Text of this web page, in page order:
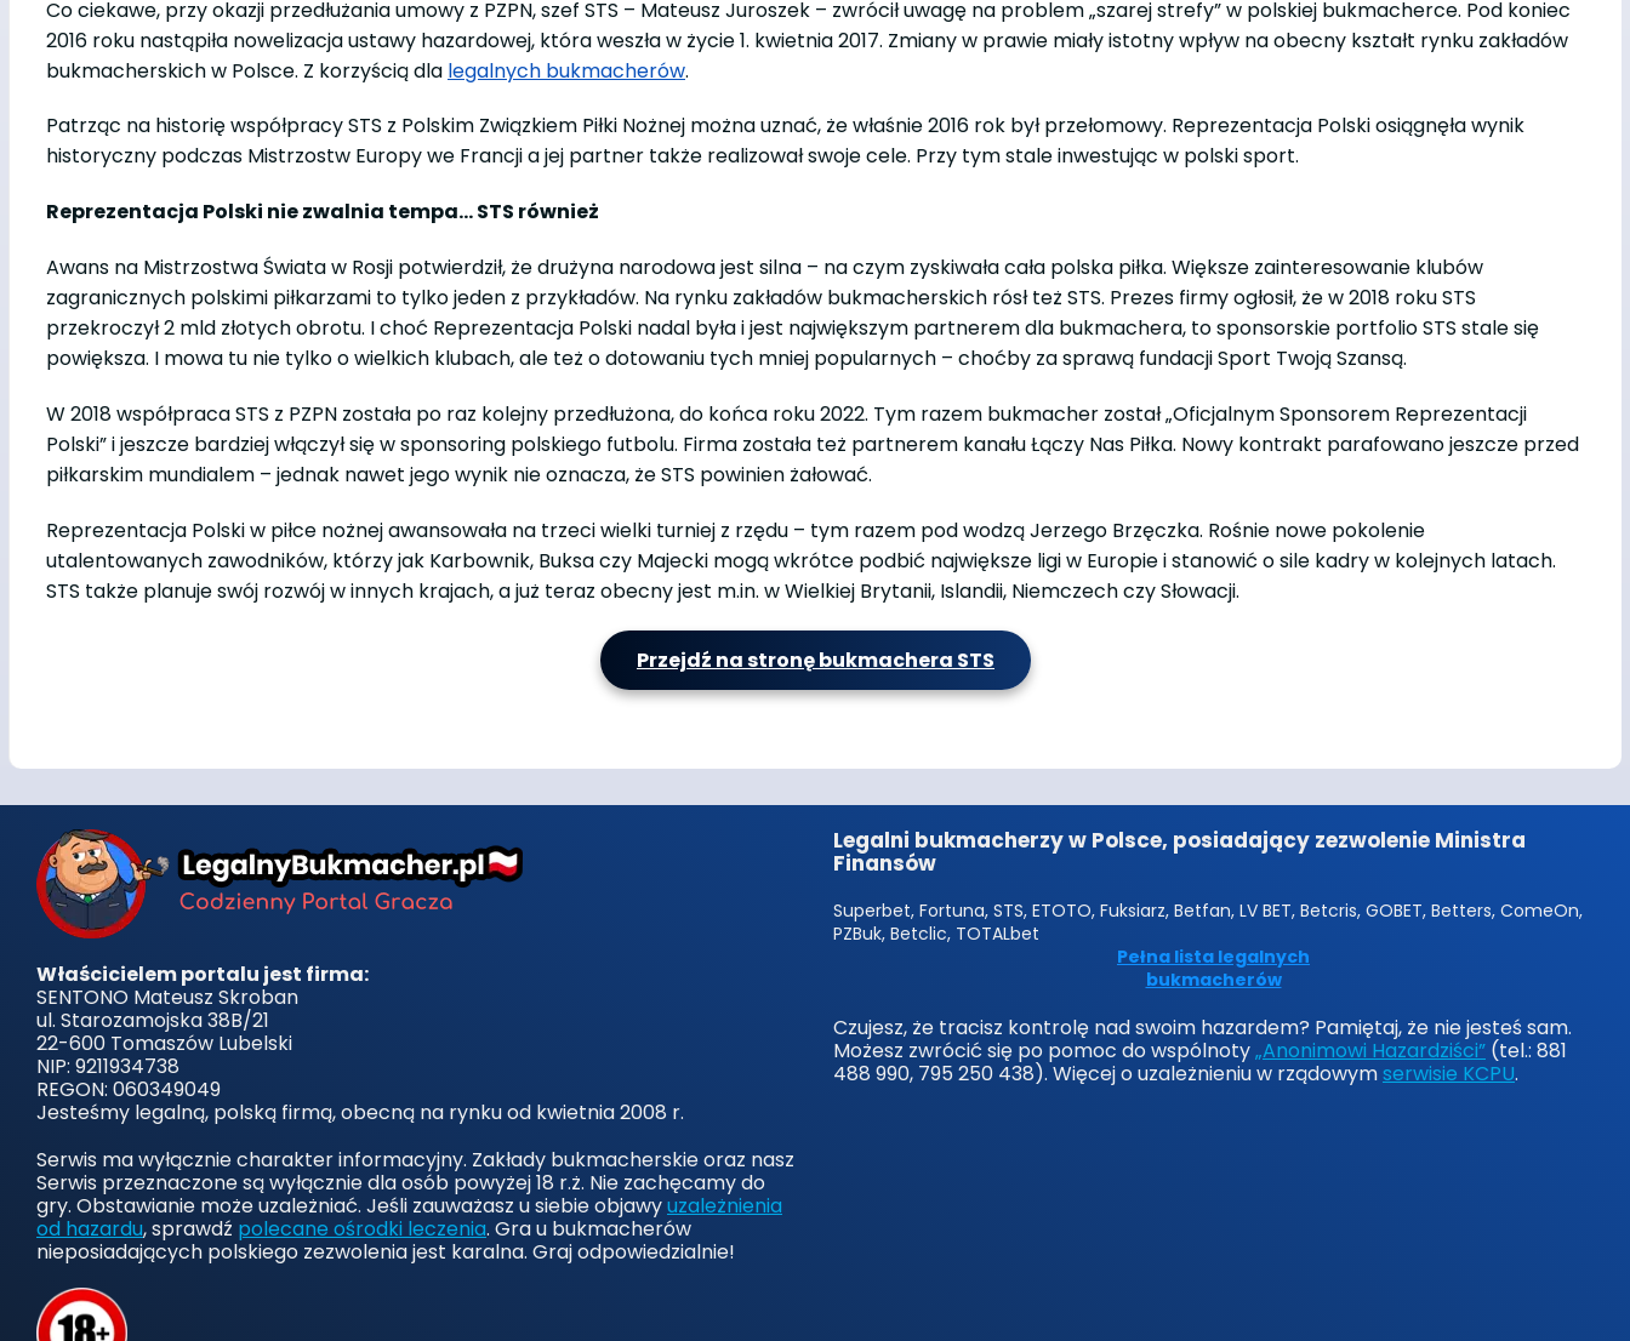
Co ciekawe, przy okazji przedłużania umowy z PZPN, szef STS – Mateusz Juroszek – zwrócił uwagę na problem „szarej strefy” w polskiej bukmacherce. Pod koniec
2016 roku nastąpiła nowelizacja ustawy hazardowej, która weszła w życie 1. kwietnia 2017. Zmiany w prawie miały istotny wpływ na obecny kształt rynku zakładów
bukmacherskich w Polsce. Z korzyścią dla legalnych bukmacherów.
Patrząc na historię współpracy STS z Polskim Związkiem Piłki Nożnej można uznać, że właśnie 2016 rok był przełomowy. Reprezentacja Polski osiągnęła wynik
historyczny podczas Mistrzostw Europy we Francji a jej partner także realizował swoje cele. Przy tym stale inwestując w polski sport.
Reprezentacja Polski nie zwalnia tempa… STS również
Awans na Mistrzostwa Świata w Rosji potwierdził, że drużyna narodowa jest silna – na czym zyskiwała cała polska piłka. Większe zainteresowanie klubów
zagranicznych polskimi piłkarzami to tylko jeden z przykładów. Na rynku zakładów bukmacherskich rósł też STS. Prezes firmy ogłosił, że w 2018 roku STS
przekroczył 2 mld złotych obrotu. I choć Reprezentacja Polski nadal była i jest największym partnerem dla bukmachera, to sponsorskie portfolio STS stale się
powiększa. I mowa tu nie tylko o wielkich klubach, ale też o dotowaniu tych mniej popularnych – choćby za sprawą fundacji Sport Twoją Szansą.
W 2018 współpraca STS z PZPN została po raz kolejny przedłużona, do końca roku 2022. Tym razem bukmacher został „Oficjalnym Sponsorem Reprezentacji
Polski” i jeszcze bardziej włączył się w sponsoring polskiego futbolu. Firma została też partnerem kanału Łączy Nas Piłka. Nowy kontrakt parafowano jeszcze przed
piłkarskim mundialem – jednak nawet jego wynik nie oznacza, że STS powinien żałować.
Reprezentacja Polski w piłce nożnej awansowała na trzeci wielki turniej z rzędu – tym razem pod wodzą Jerzego Brzęczka. Rośnie nowe pokolenie
utalentowanych zawodników, którzy jak Karbownik, Buksa czy Majecki mogą wkrótce podbić największe ligi w Europie i stanowić o sile kadry w kolejnych latach.
STS także planuje swój rozwój w innych krajach, a już teraz obecny jest m.in. w Wielkiej Brytanii, Islandii, Niemczech czy Słowacji.
Przejdź na stronę bukmachera STS
Właścicielem portalu jest firma:
SENTONO Mateusz Skroban
ul. Starozamojska 38B/21
22-600 Tomaszów Lubelski
NIP: 9211934738
REGON: 060349049
Jesteśmy legalną, polską firmą, obecną na rynku od kwietnia 2008 r.
Serwis ma wyłącznie charakter informacyjny. Zakłady bukmacherskie oraz nasz
Serwis przeznaczone są wyłącznie dla osób powyżej 18 r.ż. Nie zachęcamy do
gry. Obstawianie może uzależniać. Jeśli zauważasz u siebie objawyuzależnienia
od hazardu, sprawdź polecane ośrodki leczenia. Gra u bukmacherów
nieposiadających polskiego zezwolenia jest karalna. Graj odpowiedzialnie!
Legalni bukmacherzy w Polsce, posiadający zezwolenie Ministra
Finansów
Superbet, Fortuna, STS, ETOTO, Fuksiarz, Betfan, LV BET, Betcris, GOBET, Betters, ComeOn,
PZBuk, Betclic, TOTALbet
Pełna lista legalnych
bukmacherów
Czujesz, że tracisz kontrolę nad swoim hazardem? Pamiętaj, że nie jesteś sam.
Możesz zwrócić się po pomoc do wspólnoty„Anonimowi Hazardziści” (tel.: 881
488 990, 795 250 438). Więcej o uzależnieniu w rządowymserwisie KCPU.